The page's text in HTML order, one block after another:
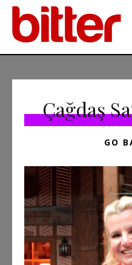
Çağdaş
GO